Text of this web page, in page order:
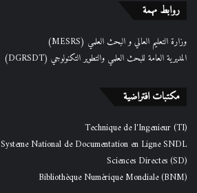
روابط مهمة
وزارة التعليم العالي و البحث العلمي (MESRS)
المديرية العامة للبحث العلمي والتطوير التكنولوجي (DGRSDT)
مكتبات افتراضية
Technique de l'Ingenieur (TI)
Systeme National de Documentation en Ligne SNDL
Sciences Directes (SD)
Bibliothèque Numérique Mondiale (BNM)